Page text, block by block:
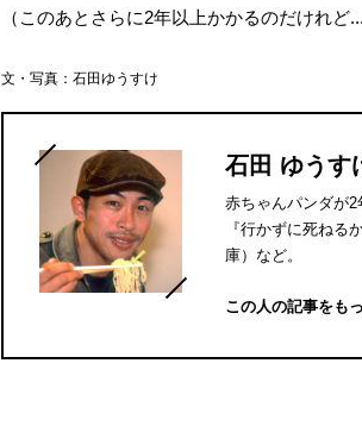
（このあとさらに2年以上かかるのだけれど
文・写真：石田ゆうすけ
石田 ゆうす
赤ちゃんパンダが
『行かずに死ねる
庫）など。
この人の記事をも